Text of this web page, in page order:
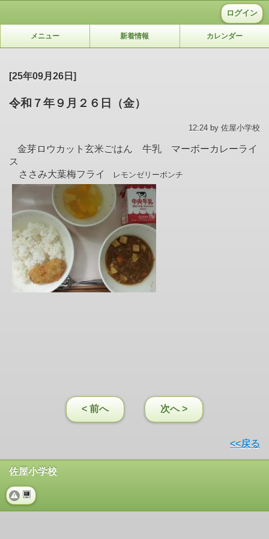
ログイン
メニュー 新着情報 カレンダー
[25年09月26日]
令和７年９月２６日（金）
12:24 by 佐屋小学校
金芽ロウカット玄米ごはん 牛乳 マーボーカレーライ
ス
ささみ大葉梅フライ
レモンゼリーポンチ
< 前へ 次へ >
<<戻る
佐屋小学校